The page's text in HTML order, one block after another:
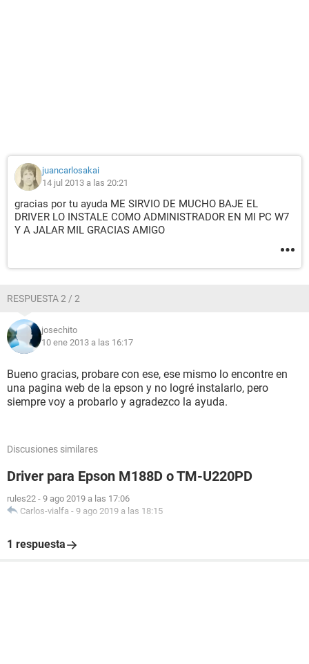
juancarlosakai
14 jul 2013 a las 20:21
gracias por tu ayuda ME SIRVIO DE MUCHO BAJE EL
DRIVER LO INSTALE COMO ADMINISTRADOR EN MI PC W7
Y A JALAR MIL GRACIAS AMIGO
RESPUESTA 2 / 2
josechito
10 ene 2013 a las 16:17
Bueno gracias, probare con ese, ese mismo lo encontre en
una pagina web de la epson y no logré instalarlo, pero
siempre voy a probarlo y agradezco la ayuda.
Discusiones similares
Driver para Epson M188D o TM-U220PD
rules22 - 9 ago 2019 a las 17:06
Carlos-vialfa - 9 ago 2019 a las 18:15
1 respuesta